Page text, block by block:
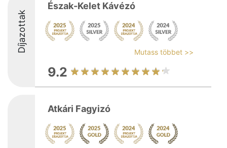
Díjazottak
Észak-Kelet Kávézó
Mutass többet >>
9.2
Atkári Fagyizó